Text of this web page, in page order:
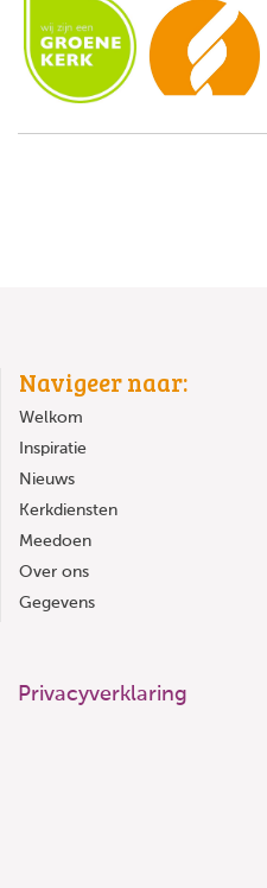
Navigeer naar:
Welkom
Inspiratie
Nieuws
Kerkdiensten
Meedoen
Over ons
Gegevens
Privacyverklaring